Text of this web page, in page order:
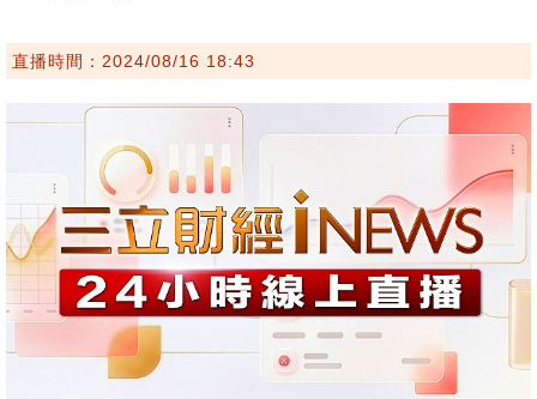
直播時間：2024/08/16 18:43